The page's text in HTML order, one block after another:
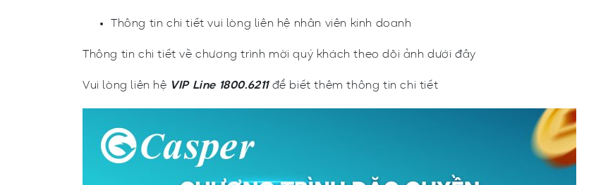
Thông tin chi tiết vui lòng liên hệ nhân viên kinh doanh
Thông tin chi tiết về chương trình mời quý khách theo dõi ảnh dưới đây
Vui lòng liên hệ VIP Line 1800.6211để biết thêm thông tin chi tiết